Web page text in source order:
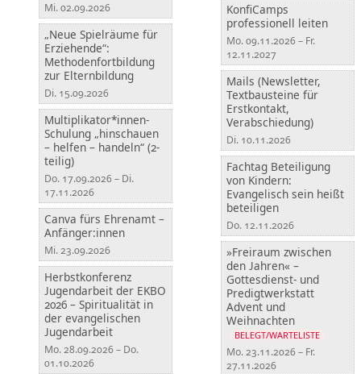
Mi. 02.09.2026
„Neue Spielräume für
Erziehende“:
Methodenfortbildung
zur Elternbildung
Di. 15.09.2026
Multiplikator*innen-
Schulung „hinschauen
– helfen – handeln“ (2-
teilig)
Do. 17.09.2026 – Di.
17.11.2026
Canva fürs Ehrenamt –
Anfänger:innen
Mi. 23.09.2026
Herbstkonferenz
Jugendarbeit der EKBO
2026 – Spiritualität in
der evangelischen
Jugendarbeit
Mo. 28.09.2026 – Do.
01.10.2026
KonfiCamps
professionell leiten
Mo. 09.11.2026 – Fr.
12.11.2027
Mails (Newsletter,
Textbausteine für
Erstkontakt,
Verabschiedung)
Di. 10.11.2026
Fachtag Beteiligung
von Kindern:
Evangelisch sein heißt
beteiligen
Do. 12.11.2026
»Freiraum zwischen
den Jahren« –
Gottesdienst- und
Predigtwerkstatt
Advent und
Weihnachten
BELEGT/WARTELISTE
Mo. 23.11.2026 – Fr.
27.11.2026